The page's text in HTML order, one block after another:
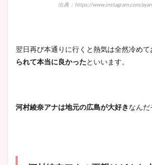
出典：https://www.instagram.com/
翌日再び本通りに行くと熱気は全然冷めて
られて本当に良かったといいます。
河村綾奈アナは地元の広島が大好きなんだ